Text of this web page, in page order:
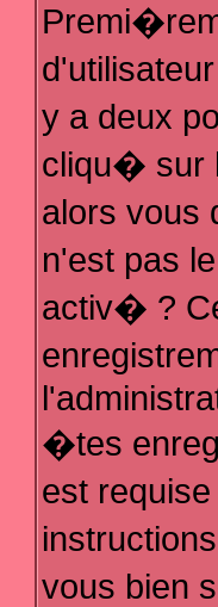
y a deux
cliqu� sur
alors vous
n'est pas
activ� ?
�tes
est
vous bien